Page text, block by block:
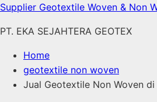
Skip
content
Supplier Geotextile Woven & Non
PT. EKA SEJAHTERA GEOTEX
Home
geotextile non woven
Jual Geotextile Non Woven di